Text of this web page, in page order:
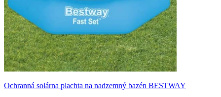
Ochranná solárna plachta na nadzemný bazén BESTWAY